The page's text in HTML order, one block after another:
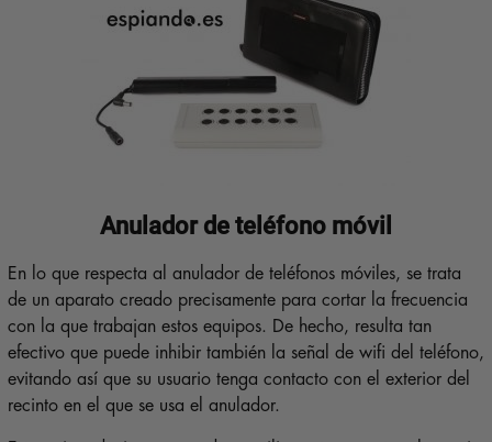
Anulador de teléfono móvil
En lo que respecta al anulador de teléfonos móviles, se trata
de un aparato creado precisamente para cortar la frecuencia
con la que trabajan estos equipos. De hecho, resulta tan
efectivo que puede inhibir también la señal de wifi del teléfono,
evitando así que su usuario tenga contacto con el exterior del
recinto en el que se usa el anulador.